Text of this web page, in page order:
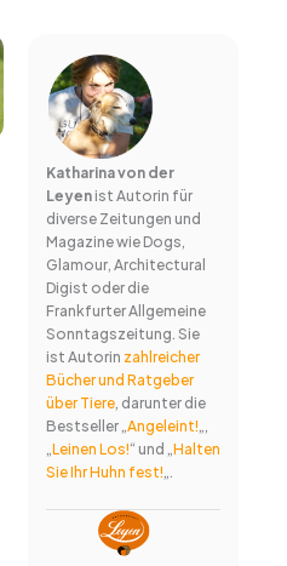
Katharina von der
Leyenist Autorin für
diverse Zeitungen und
Magazine wie Dogs,
Glamour, Architectural
Digist oder die
Frankfurter Allgemeine
Sonntagszeitung. Sie
ist Autorin zahlreicher
Bücher und Ratgeber
über Tiere, darunter die
Bestseller „ Angeleint!
Leinen Los!“ und „ Halten
Sie Ihr Huhn fest!